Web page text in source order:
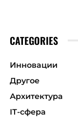
CATEGORIES
Инновации
Другое
Архитектура
ІТ-сфера